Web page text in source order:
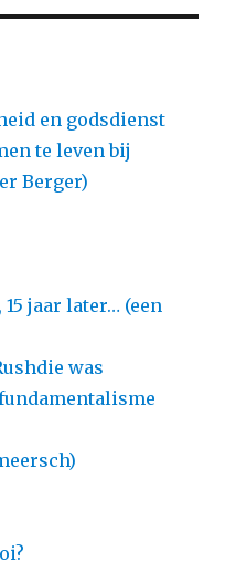
en godsdienst
te leven bij
Berger)
jaar later… (een
was